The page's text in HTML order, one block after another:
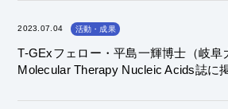
2023.07.04 活動・成果
T-GExフェロー・平島一輝博士（岐阜
Molecular Therapy Nucleic Acids誌に